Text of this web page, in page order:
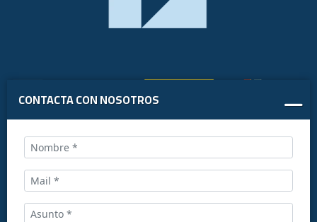
CONTACTA CON NOSOTROS
Llámanos al: